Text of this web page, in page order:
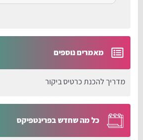
מאמרים נוספים
מדריך להכנת כרטיס ביקור
כל מה שחדש בפרינטפיקס